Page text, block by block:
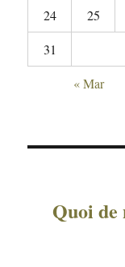
24
25
31
« Mar
Quoi de